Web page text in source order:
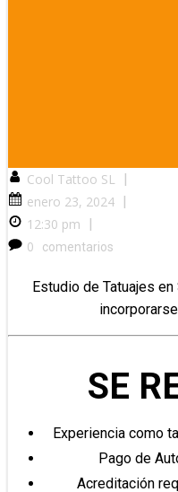
Cool Tattoo SL
|
enero 23, 2024 |
12:30 pm
|
0
comentarios
Estudio de Tatuajes
SE
Experiencia como
Pago de
Acreditación